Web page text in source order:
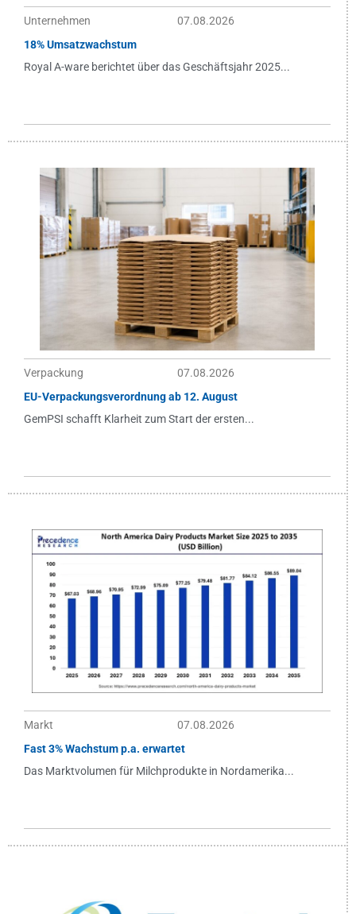
Unternehmen
07.08.2026
18% Umsatzwachstum
Royal A-ware berichtet über das Geschäftsjahr 2025...
Verpackung
07.08.2026
EU-Verpackungsverordnung ab 12. August
GemPSI schafft Klarheit zum Start der ersten...
Markt
07.08.2026
Fast 3% Wachstum p.a. erwartet
Das Marktvolumen für Milchprodukte in Nordamerika...